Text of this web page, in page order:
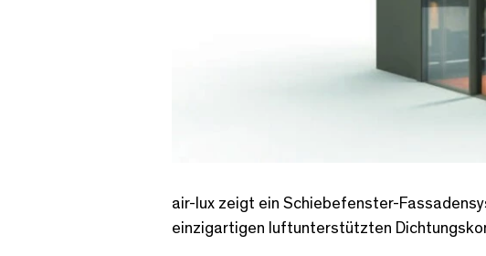
air-lux zeigt ein Schiebefenster-
einzigartigen luftunterstützten